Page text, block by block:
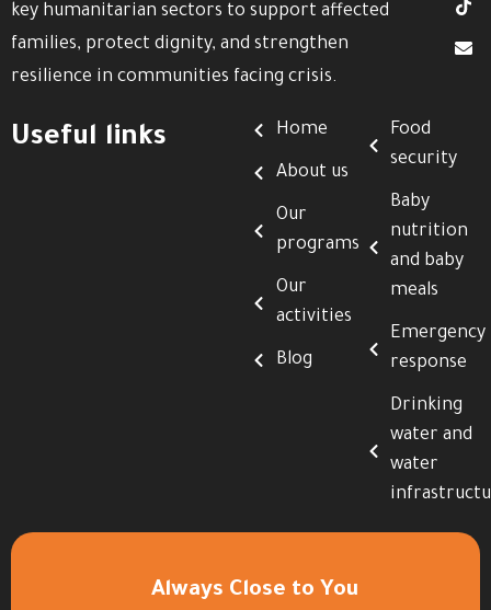
key humanitarian sectors to support affected
families, protect dignity, and strengthen
resilience in communities facing crisis.
Useful links Home
About us
Our
programs
Our
activities
Blog
Food
security
Baby
nutrition
and baby
meals
Emergency
response
Drinking
water and
water
Always Close to You